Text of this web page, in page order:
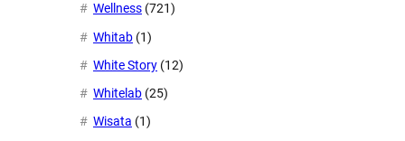
Wellness (721)
Whitab (1)
White Story (12)
Whitelab (25)
Wisata (1)